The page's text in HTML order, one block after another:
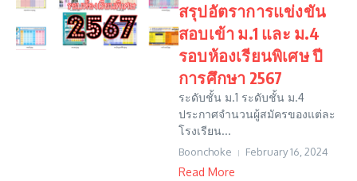
สรุปอัตราการแข่งขัน
สอบเข้า ม.1 และ ม.4
รอบห้องเรียนพิเศษ ปี
การศึกษา 2567
ระดับชั้น ม.1 ระดับชั้น ม.4
ประกาศจำนวนผู้สมัครของแต่ละ
โรงเรียน...
Boonchoke February 16, 2024
Read More